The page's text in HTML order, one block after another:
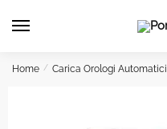
Home / Carica Orologi Automatici